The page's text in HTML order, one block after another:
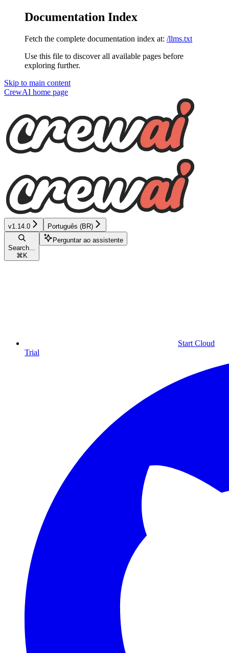
Documentation Index
Fetch the complete documentation index at: /llms.txt
Use this file to discover all available pages before
exploring further.
Skip to main content
CrewAI home page
v1.14.0 Português (BR)
Search...
⌘ K
Perguntar ao assistente
Start Cloud
Trial